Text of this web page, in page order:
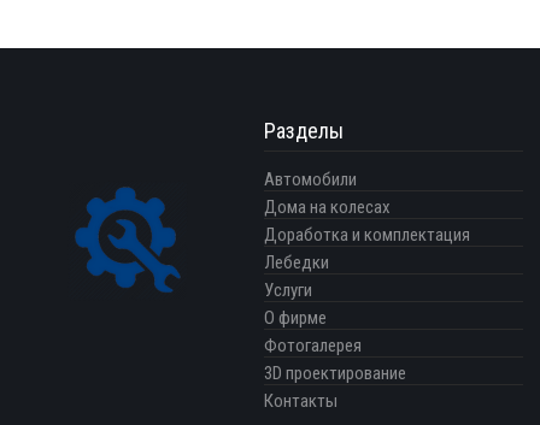
Разделы
Автомобили
Дома на колесах
Доработка и комплектация
Лебедки
Услуги
О фирме
Фотогалерея
3D проектирование
Контакты